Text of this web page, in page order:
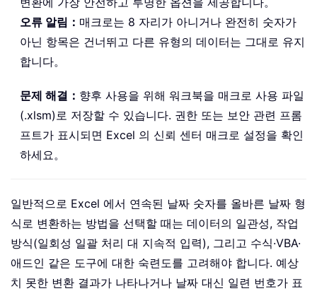
오류 알림： 매크로는 8 자리가 아니거나 완전히 숫자가
아닌 항목은 건너뛰고 다른 유형의 데이터는 그대로 유지
합니다。
문제 해결： 향후 사용을 위해 워크북을 매크로 사용 파일
(.xlsm)로 저장할 수 있습니다. 권한 또는 보안 관련 프롬
프트가 표시되면 Excel 의 신뢰 센터 매크로 설정을 확인
하세요。
일반적으로 Excel 에서 연속된 날짜 숫자를 올바른 날짜 형
식로 변환하는 방법을 선택할 때는 데이터의 일관성, 작업
방식(일회성 일괄 처리 대 지속적 입력), 그리고 수식·VBA·
애드인 같은 도구에 대한 숙련도를 고려해야 합니다. 예상
치 못한 변환 결과가 나타나거나 날짜 대신 일련 번호가 표